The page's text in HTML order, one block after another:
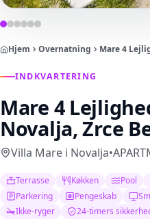
Hjem Overnatning Mare 4
INDKVARTERING
Mare 4
Novalja, Zrce
Villa Mare i Novalja•
Terrasse Køkken Pool
Parkering
Pengeskab
Ikke-ryger
24-timers